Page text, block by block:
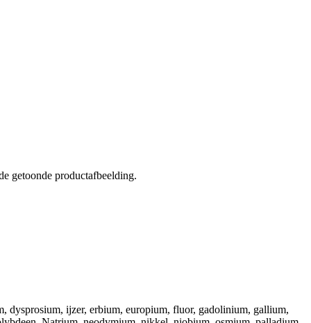
getoonde productafbeelding.
dysprosium, ijzer, erbium, europium, fluor, gadolinium, gallium,